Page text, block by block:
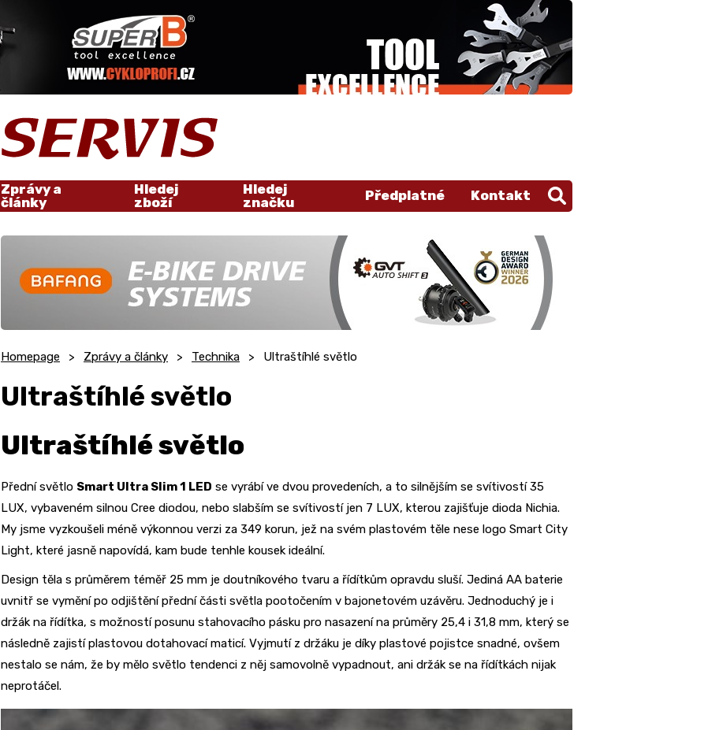
Zprávy a
články
Hledej
zboží
Hledej
značku
Předplatné Kontakt
Homepage Zprávy a články Technika Ultraštíhlé světlo
Ultraštíhlé světlo
Ultraštíhlé světlo
Přední světlo Smart Ultra Slim 1 LED se vyrábí ve dvou provedeních, a to silnějším se svítivostí 35
LUX, vybaveném silnou Cree diodou, nebo slabším se svítivostí jen 7 LUX, kterou zajišťuje dioda Nichia.
My jsme vyzkoušeli méně výkonnou verzi za 349 korun, jež na svém plastovém těle nese logo Smart City
Light, které jasně napovídá, kam bude tenhle kousek ideální.
Design těla s průměrem téměř 25 mm je doutníkového tvaru a řídítkům opravdu sluší. Jediná AA baterie
uvnitř se vymění po odjištění přední části světla pootočením v bajonetovém uzávěru. Jednoduchý je i
držák na řídítka, s možností posunu stahovacího pásku pro nasazení na průměry 25,4 i 31,8 mm, který se
následně zajistí plastovou dotahovací maticí. Vyjmutí z držáku je díky plastové pojistce snadné, ovšem
nestalo se nám, že by mělo světlo tendenci z něj samovolně vypadnout, ani držák se na řídítkách nijak
neprotáčel.